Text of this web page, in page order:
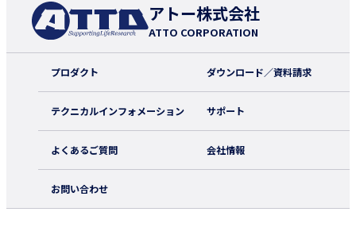
アトー株式会社
ATTO CORPORATION
プロダクト ダウンロード／資料請求
テクニカルインフォメーション サポート
よくあるご質問 会社情報
お問い合わせ